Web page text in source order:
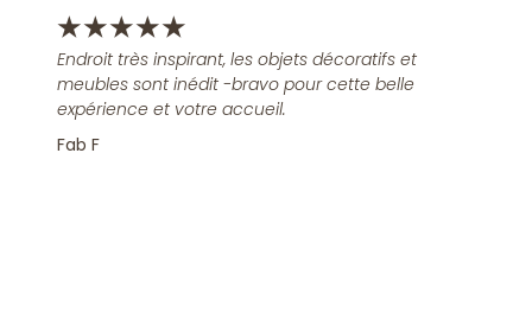
★★★★★
Endroit très inspirant, les objets décoratifs et
meubles sont inédit -bravo pour cette belle
expérience et votre accueil.
Fab F